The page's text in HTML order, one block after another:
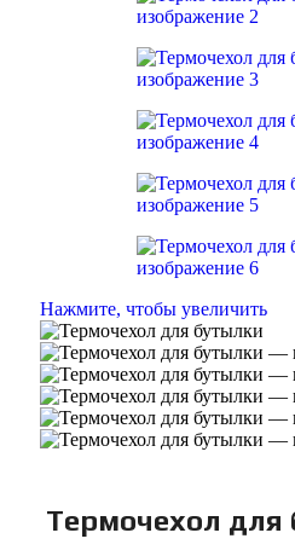
Нажмите, чтобы увеличить
Термочехол для